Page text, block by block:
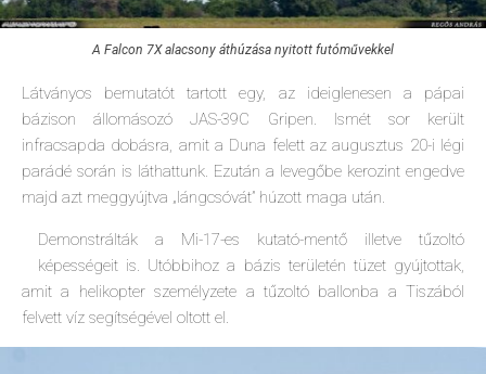
A Falcon 7X alacsony áthúzása nyitott futóművekkel
Látványos bemutatót tartott egy, az ideiglenesen a pápai
bázison állomásozó JAS-39C Gripen. Ismét sor került
infracsapda dobásra, amit a Duna felett az augusztus 20-i légi
parádé során is láthattunk. Ezután a levegőbe kerozint engedve
majd azt meggyújtva „lángcsóvát” húzott maga után.
Demonstrálták a Mi-17-es kutató-mentő illetve tűzoltó
képességeit is. Utóbbihoz a bázis területén tüzet gyújtottak,
amit a helikopter személyzete a tűzoltó ballonba a Tiszából
felvett víz segítségével oltott el.